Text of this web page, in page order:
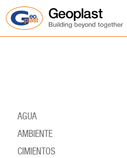
AGUA
AMBIENTE
CIMIENTOS